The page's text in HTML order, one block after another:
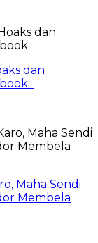
dan
Maha Sendi
Membela